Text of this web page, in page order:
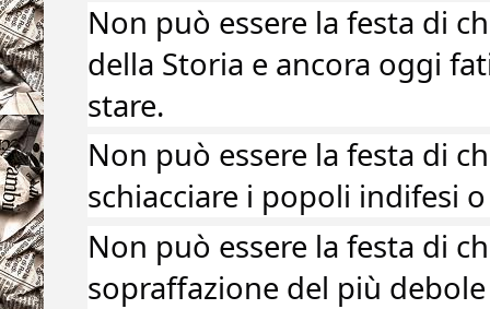
Non può essere la festa di
della Storia e ancora oggi
stare.
Non può essere la festa di
schiacciare i popoli indifesi
Non può essere la festa di
sopraffazione del più